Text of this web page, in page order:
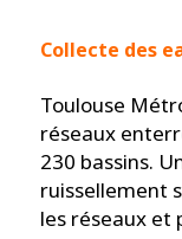
Collecte des
Toulouse
réseaux
230 bassins.
ruissellement
les réseaux et